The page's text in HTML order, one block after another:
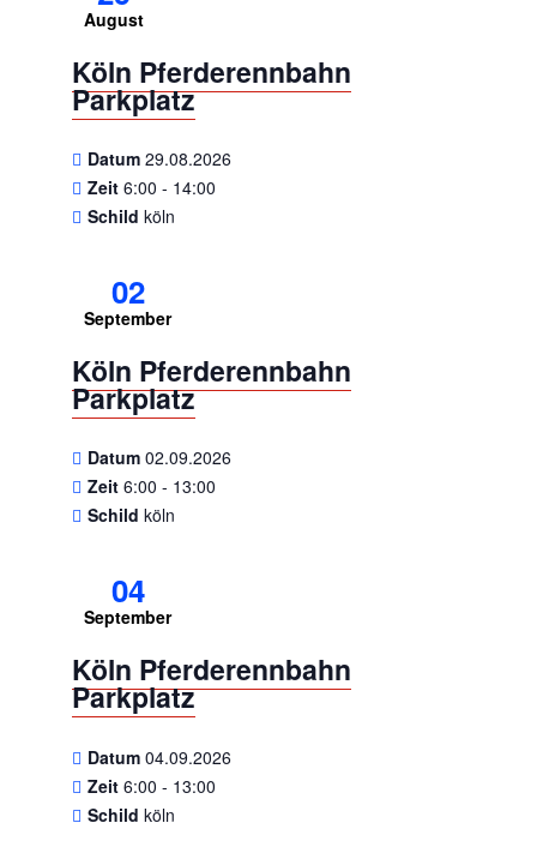
August
Köln Pferderennbahn
Parkplatz
Datum 29.08.2026
Zeit 6:00 - 14:00
Schild köln
02
September
Köln Pferderennbahn
Parkplatz
Datum 02.09.2026
Zeit 6:00 - 13:00
Schild köln
04
September
Köln Pferderennbahn
Parkplatz
Datum 04.09.2026
Zeit 6:00 - 13:00
Schild köln